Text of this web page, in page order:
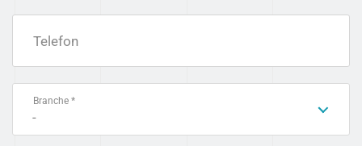
Telefon
Branche *
-